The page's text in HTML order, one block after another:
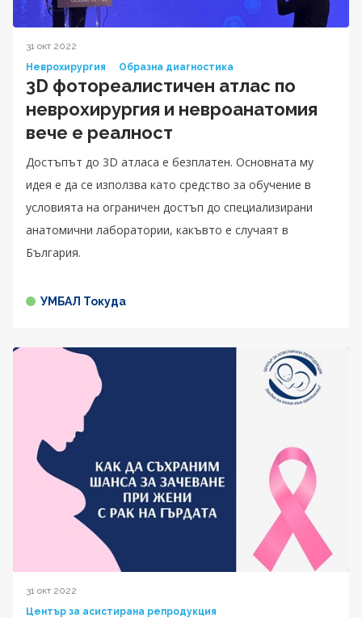
31 окт 2022
Неврохирургия
Образна диагностика
3D фотореалистичен атлас по
неврохирургия и невроанатомия
вече е реалност
Достъпът до 3D атласа е безплатен. Основната му
идея е да се използва като средство за обучение в
условията на ограничен достъп до специализирани
анатомични лаборатории, какъвто е случаят в
България.
УМБАЛ Токуда
31 окт 2022
Център за асистирана репродукция